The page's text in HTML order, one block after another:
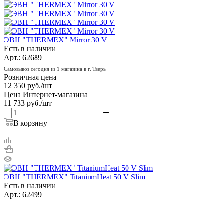
ЭВН "THERMEX" Mirror 30 V
Есть в наличии
Арт.: 62689
Самовывоз сегодня из 1 магазина в г. Тверь
Розничная цена
12 350 руб./шт
Цена Интернет-магазина
11 733 руб./шт
В корзину
ЭВН "THERMEX" TitaniumHeat 50 V Slim
Есть в наличии
Арт.: 62499